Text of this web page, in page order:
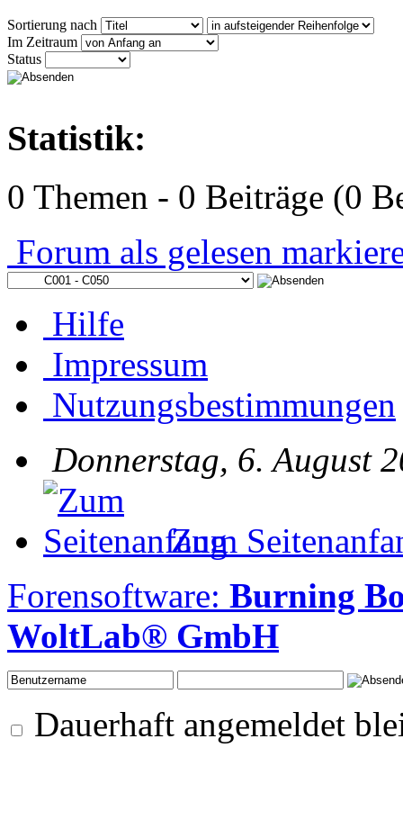
Sortierung nach
Im Zeitraum
Status
Statistik:
0 Themen - 0 Beiträge (0
Forum als gelesen
Hilfe
Impressum
Nutzungsbestimmungen
Donnerstag, 6. August
Zum
Forensoftware: Burning
WoltLab® GmbH
Dauerhaft angemeldet